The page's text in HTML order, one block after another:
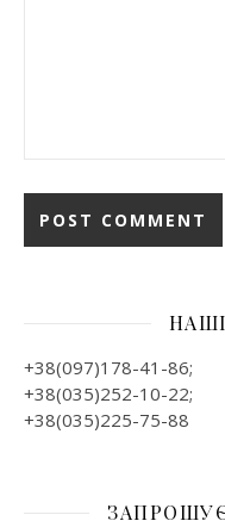
+38(097)178-41-86;
+38(035)252-10-22;
+38(035)225-75-88